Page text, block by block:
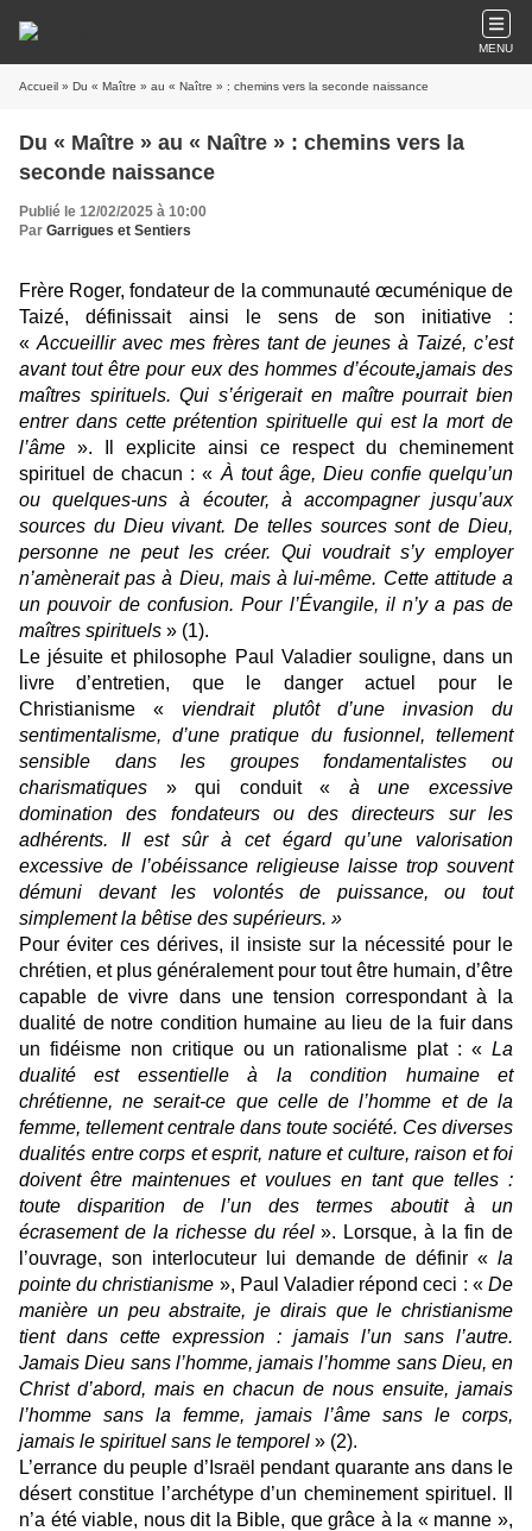
MENU
Accueil » Du « Maître » au « Naître » : chemins vers la seconde naissance
Du « Maître » au « Naître » : chemins vers la
seconde naissance
Publié le 12/02/2025 à 10:00
Par Garrigues et Sentiers
Frère Roger, fondateur de la communauté œcuménique de
Taizé, définissait ainsi le sens de son initiative :
« Accueillir avec mes frères tant de jeunes à Taizé, c’est
avant tout être pour eux des hommes d’écoute,jamais des
maîtres spirituels. Qui s’érigerait en maître pourrait bien
entrer dans cette prétention spirituelle qui est la mort de
l’âme ». Il explicite ainsi ce respect du cheminement
spirituel de chacun : « À tout âge, Dieu confie quelqu’un
ou quelques-uns à écouter, à accompagner jusqu’aux
sources du Dieu vivant. De telles sources sont de Dieu,
personne ne peut les créer. Qui voudrait s’y employer
n’amènerait pas à Dieu, mais à lui-même. Cette attitude a
un pouvoir de confusion. Pour l’Évangile, il n’y a pas de
maîtres spirituels » (1).
Le jésuite et philosophe Paul Valadier souligne, dans un
livre d’entretien, que le danger actuel pour le
Christianisme « viendrait plutôt d’une invasion du
sentimentalisme, d’une pratique du fusionnel, tellement
sensible dans les groupes fondamentalistes ou
charismatiques » qui conduit « à une excessive
domination des fondateurs ou des directeurs sur les
adhérents. Il est sûr à cet égard qu’une valorisation
excessive de l’obéissance religieuse laisse trop souvent
démuni devant les volontés de puissance, ou tout
simplement la bêtise des supérieurs. »
Pour éviter ces dérives, il insiste sur la nécessité pour le
chrétien, et plus généralement pour tout être humain, d’être
capable de vivre dans une tension correspondant à la
dualité de notre condition humaine au lieu de la fuir dans
un fidéisme non critique ou un rationalisme plat : « La
dualité est essentielle à la condition humaine et
chrétienne, ne serait-ce que celle de l’homme et de la
femme, tellement centrale dans toute société. Ces diverses
dualités entre corps et esprit, nature et culture, raison et foi
doivent être maintenues et voulues en tant que telles :
toute disparition de l’un des termes aboutit à un
écrasement de la richesse du réel». Lorsque, à la fin de
l’ouvrage, son interlocuteur lui demande de définir « la
pointe du christianisme », Paul Valadier répond ceci : «De
manière un peu abstraite, je dirais que le christianisme
tient dans cette expression : jamais l’un sans l’autre.
Jamais Dieu sans l’homme, jamais l’homme sans Dieu, en
Christ d’abord, mais en chacun de nous ensuite, jamais
l’homme sans la femme, jamais l’âme sans le corps,
jamais le spirituel sans le temporel » (2).
L’errance du peuple d’Israël pendant quarante ans dans le
désert constitue l’archétype d’un cheminement spirituel. Il
n’a été viable, nous dit la Bible, que grâce à la « manne »,